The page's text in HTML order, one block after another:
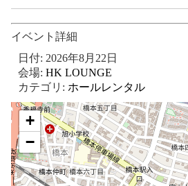
イベント詳細
日付: 2026年8月22日
会場: HK LOUNGE
カテゴリ: ホールレンタル
+
−